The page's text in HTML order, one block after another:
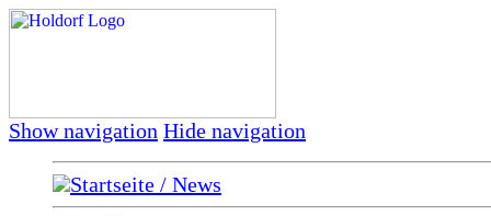
Show navigation Hide navigation
Startseite / News